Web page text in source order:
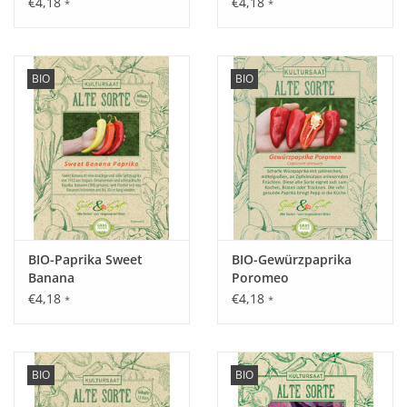
Aussaat:
März - April im Haus vorziehen oder April - August direkt ins
Freiland.
Keimung:
Nach ca. 1 Woche bei einer optimalen Temperatur von 16°C.
Saattiefe: ca. 1 cm.
* *
BIO
BIO-Paprika Sweet
Banana
€4,18 *
BIO
BIO-Gewürzpaprika
Poromeo
€4,18 *
BIO BIO